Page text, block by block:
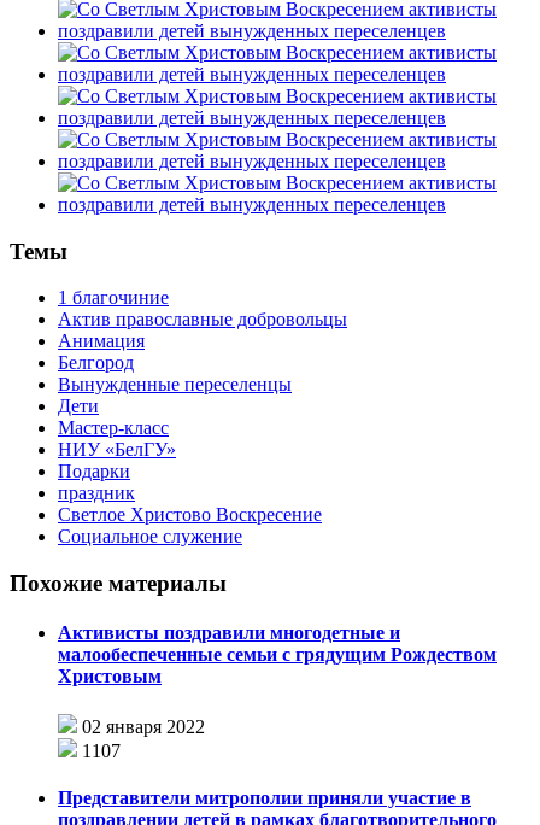
Темы
1 благочиние
Актив православные добровольцы
Анимация
Белгород
Вынужденные переселенцы
Дети
Мастер-класс
НИУ «БелГУ»
Подарки
праздник
Светлое Христово Воскресение
Социальное служение
Похожие материалы
Активисты поздравили многодетные и
малообеспеченные семьи с грядущим Рождеством
Христовым
02 января 2022
1107
Представители митрополии приняли участие в
поздравлении детей в рамках благотворительного